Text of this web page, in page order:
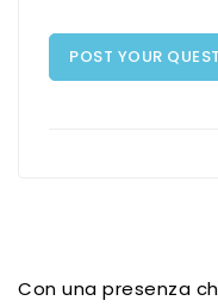
POST YOUR
Con una presenza